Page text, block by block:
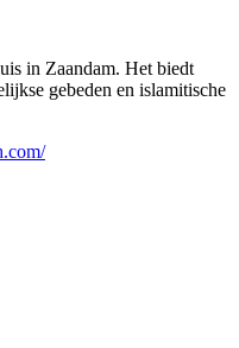
in Zaandam. Het biedt
gebeden en islamitische